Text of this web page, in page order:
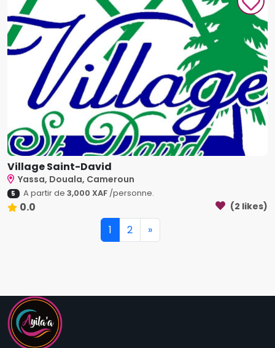
Village Saint-David
Yassa, Douala, Cameroun
5 A partir de 3,000 XAF/personne.
0.0 (2 likes)
1 2 »